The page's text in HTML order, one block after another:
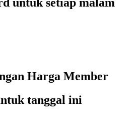
Harga Member
tanggal ini